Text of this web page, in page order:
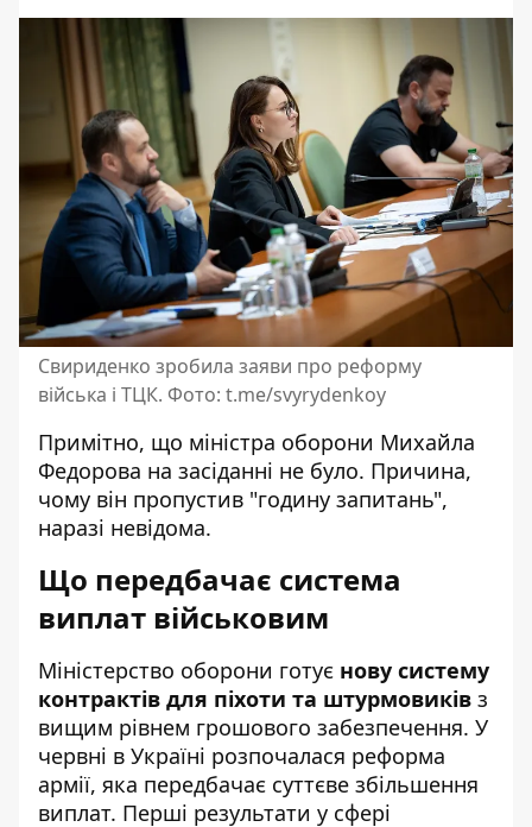
Свириденко зробила заяви про реформу
війська і ТЦК. Фото: t.me/svyrydenkoy
Примітно, що міністра оборони Михайла
Федорова на засіданні не було. Причина,
чому він пропустив "годину запитань",
наразі невідома.
Що передбачає система
виплат військовим
Міністерство оборони готує нову систему
контрактів для піхоти та штурмовиків з
вищим рівнем грошового забезпечення. У
червні в Україні розпочалася реформа
армії, яка передбачає суттєве збільшення
виплат. Перші результати у сфері